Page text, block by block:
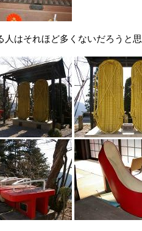
人はそれほど多くないだろうと